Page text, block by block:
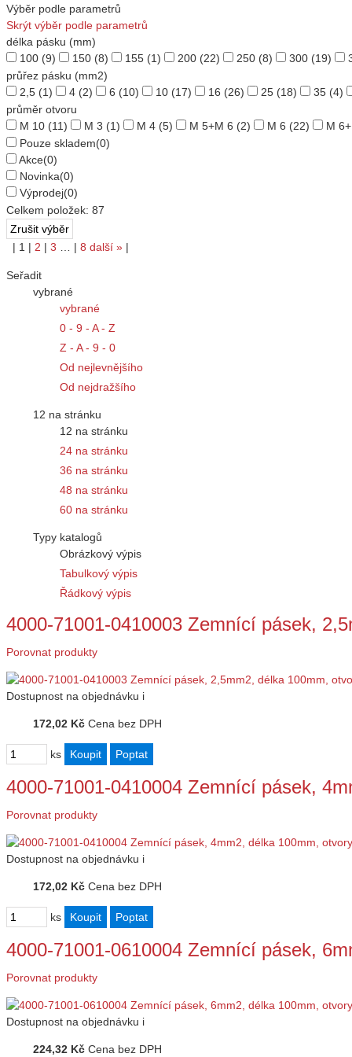
Výběr podle parametrů
Skrýt výběr podle parametrů
délka pásku (mm)
100 (9) 150 (8) 155 (1) 200 (22) 250 (8) 300 (19)
průřez pásku (mm2)
2,5 (1) 4 (2) 6 (10) 10 (17) 16 (26) 25 (18) 35 (4)
průměr otvoru
M 10 (11) M 3 (1) M 4 (5) M 5+M 6 (2) M 6 (22)
M
Pouze skladem(0)
Akce(0)
Novinka(0)
Výprodej(0)
Celkem položek: 87
| 1 | 2 | 3 … | 8 další » |
Seřadit
vybrané
vybrané
0 - 9 - A - Z
Z - A - 9 - 0
Od nejlevnějšího
Od nejdražšího
12 na stránku
12 na stránku
24 na stránku
36 na stránku
48 na stránku
60 na stránku
Typy katalogů
Obrázkový výpis
Tabulkový výpis
Řádkový výpis
4000-71001-0410003 Zemnící pásek,
Porovnat produkty
Dostupnost na objednávku i
172,02 Kč Cena bez DPH
ks
4000-71001-0410004 Zemnící pásek,
Porovnat produkty
Dostupnost na objednávku i
172,02 Kč Cena bez DPH
ks
4000-71001-0610004 Zemnící pásek,
Porovnat produkty
Dostupnost na objednávku i
224,32 Kč Cena bez DPH